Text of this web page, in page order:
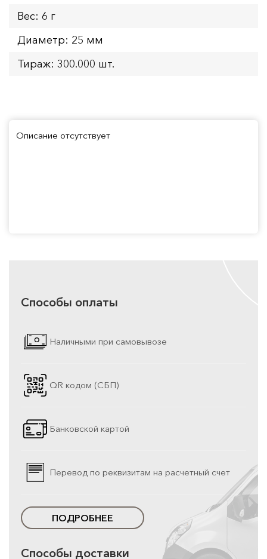
Вес: 6 г
Диаметр: 25 мм
Тираж: 300.000 шт.
Описание отсутствует
Способы оплаты
Наличными при самовывозе
QR кодом (СБП)
Банковской картой
Перевод по реквизитам на расчетный счет
ПОДРОБНЕЕ
Способы доставки